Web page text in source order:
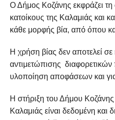
Ο Δήμος Κοζάνης εκφράζει
κατοίκους της Καλαμιάς και
κάθε μορφής βία, από όπου
Η χρήση βίας δεν αποτελεί
αντιμετώπισης
υλοποίηση αποφάσεων και
Η στήριξη του Δήμου Κοζάνης
Καλαμιάς είναι δεδομένη